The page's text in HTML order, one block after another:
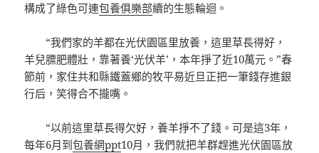
構成了綠色可連包養俱樂部續的生態輪迴。
“我們家的羊都在光伏園區里放養，這里草長得好，
羊兒膘肥體壯，靠著養‘光伏羊’，本年掙了近10萬元。”春
節前，家住共和縣鐵蓋鄉的牧平易近旦正把一筆錢存進銀
行后，笑得合不攏嘴。
“以前這里草長得欠好，養羊掙不了錢。可是這3年，
每年6月到包養網ppt10月，我們就把羊群趕進光伏園區放